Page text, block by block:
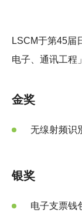
LSCM于第45届
电子、通讯工程
金奖
无缐射频识
银奖
电子支票钱